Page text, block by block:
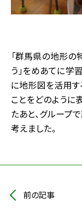
「群馬県の地形の
う」をめあてに学
に地形図を活用す
ことをどのように
たあと、グループ
考えました。
前の記事